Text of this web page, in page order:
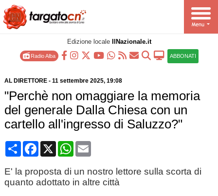
Edizione locale IlNazionale.it
Radio Alba ABBONATI
AL DIRETTORE- 11 settembre 2025, 19:08
"Perchè non omaggiare la memoria
del generale Dalla Chiesa con un
cartello all'ingresso di Saluzzo?"
CondividiFacebook
X WhatsApp
Email
E' la proposta di un nostro lettore sulla scorta di
quanto adottato in altre città